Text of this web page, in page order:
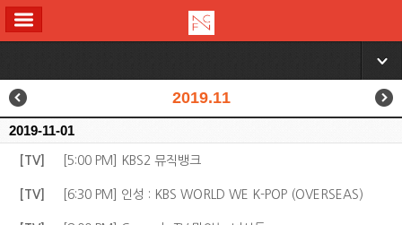
▼
2019.11
2019-11-01
[TV] [5:00 PM] KBS2 뮤직뱅크
[TV] [6:30 PM] 인성 : KBS WORLD WE K-POP (OVERSEAS)